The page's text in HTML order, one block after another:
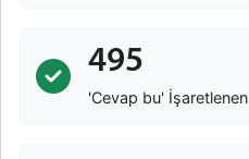
495
'Cevap bu' İşaretlenen